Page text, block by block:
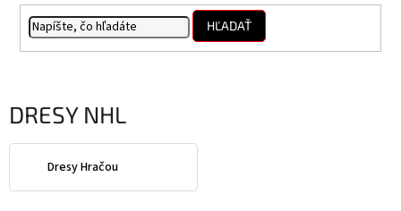
HĽADAŤ
DRESY NHL
Dresy Hračou